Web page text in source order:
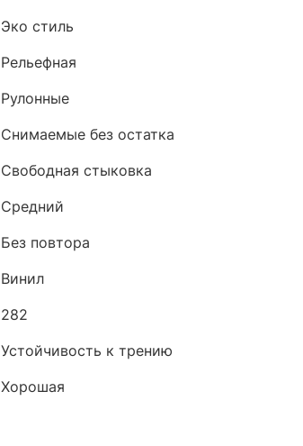
Эко стиль
Рельефная
Рулонные
Снимаемые без остатка
Свободная стыковка
Средний
Без повтора
Винил
282
Устойчивость к трению
Хорошая